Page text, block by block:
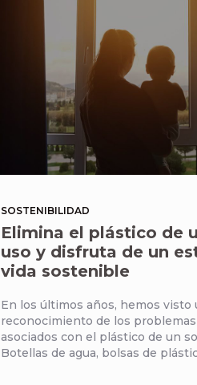
SOSTENIBILIDAD
Elimina el plástico de
uso y disfruta de un
vida sostenible
En los últimos años, hemos visto
reconocimiento de los
asociados con el plástico de un
Botellas de agua, bolsas de